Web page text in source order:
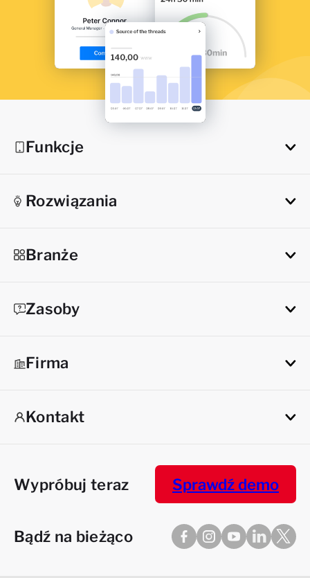
Funkcje
Rozwiązania
Branże
Zasoby
Firma
Kontakt
Wypróbuj teraz Sprawdź demo
Bądź na bieżąco